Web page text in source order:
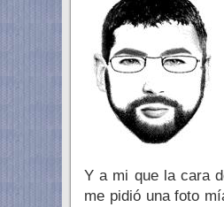
Y a mi que la cara
me pidió una foto